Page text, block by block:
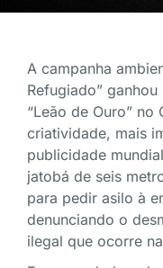
A campanha
Refugiado”
“Leão de Ouro” no
criatividade, mais
publicidade
jatobá de seis
para pedir asilo à
denunciando o
ilegal que ocorre